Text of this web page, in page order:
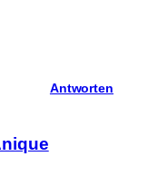
Antworten